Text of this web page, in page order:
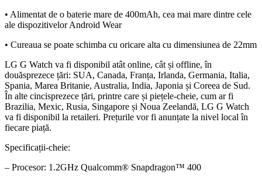
• Alimentat de o baterie mare de 400mAh, cea mai mare dintre cele
ale dispozitivelor Android Wear
• Cureaua se poate schimba cu oricare alta cu dimensiunea de 22mm
LG G Watch va fi disponibil atât online, cât și offline, în
douăsprezece țări: SUA, Canada, Franța, Irlanda, Germania, Italia,
Spania, Marea Britanie, Australia, India, Japonia și Coreea de Sud.
În alte cincisprezece țări, printre care și piețele-cheie, cum ar fi
Brazilia, Mexic, Rusia, Singapore și Noua Zeelandă, LG G Watch
va fi disponibil la retaileri. Prețurile vor fi anunțate la nivel local în
fiecare piață.
Specificații-cheie:
– Procesor: 1.2GHz Qualcomm® Snapdragon™ 400